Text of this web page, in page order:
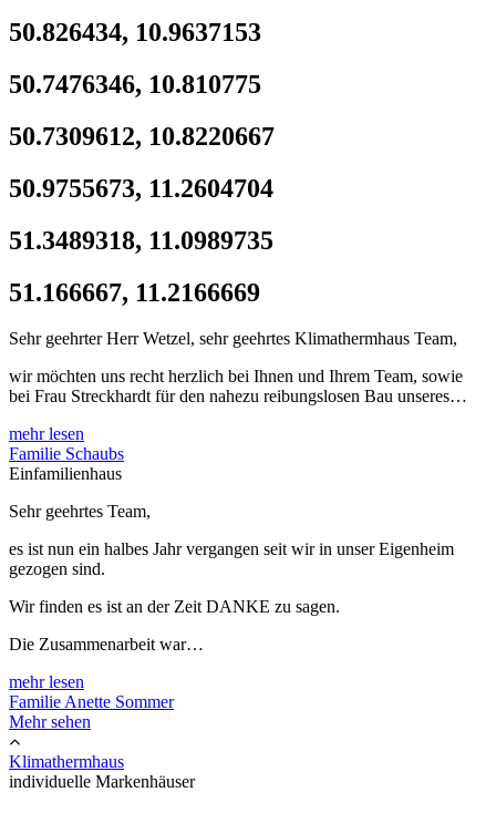
50.826434, 10.9637153
50.7476346, 10.810775
50.7309612, 10.8220667
50.9755673, 11.2604704
51.3489318, 11.0989735
51.166667, 11.2166669
Sehr geehrter Herr Wetzel, sehr geehrtes Klimathermhaus Team,
wir möchten uns recht herzlich bei Ihnen und Ihrem Team, sowie
bei Frau Streckhardt für den nahezu reibungslosen Bau unseres…
mehr lesen
Familie Schaubs
Einfamilienhaus
Sehr geehrtes Team,
es ist nun ein halbes Jahr vergangen seit wir in unser Eigenheim
gezogen sind.
Wir finden es ist an der Zeit DANKE zu sagen.
Die Zusammenarbeit war…
mehr lesen
Familie Anette Sommer
Mehr sehen
Klimathermhaus
individuelle Markenhäuser